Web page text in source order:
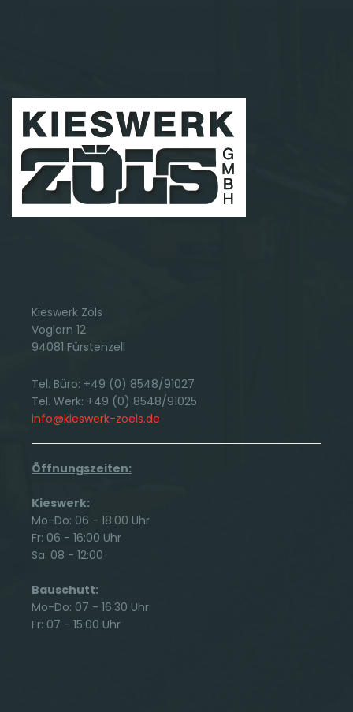
Kieswerk Zöls
Voglarn 12
94081 Fürstenzell
Tel. Büro: +49 (0) 8548/91027
Tel. Werk: +49 (0) 8548/91025
info@kieswerk-zoels.de
Öffnungszeiten:
Kieswerk:
Mo-Do: 06 - 18:00 Uhr
Fr: 06 - 16:00 Uhr
Sa: 08 - 12:00
Bauschutt:
Mo-Do: 07 - 16:30 Uhr
Fr: 07 - 15:00 Uhr